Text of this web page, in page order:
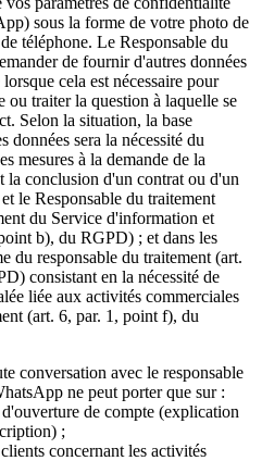
sous la forme de votre photo de
téléphone. Le Responsable du
de fournir d'autres données
cela est nécessaire pour
ou traiter la question à laquelle se
Selon la situation, la base
données sera la nécessité du
mesures à la demande de la
la conclusion d'un contrat ou d'un
le Responsable du traitement
du Service d'information et
b), du RGPD) ; et dans les
du responsable du traitement (art.
consistant en la nécessité de
liée aux activités commerciales
(art. 6, par. 1, point f), du
conversation avec le responsable
ne peut porter que sur :
de compte (explication
;
concernant les activités